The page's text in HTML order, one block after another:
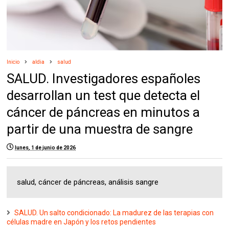
Inicio aldia salud
SALUD. Investigadores españoles
desarrollan un test que detecta el
cáncer de páncreas en minutos a
partir de una muestra de sangre
lunes, 1 de junio de 2026
salud, cáncer de páncreas, análisis sangre
SALUD. Un salto condicionado: La madurez de las terapias con
células madre en Japón y los retos pendientes